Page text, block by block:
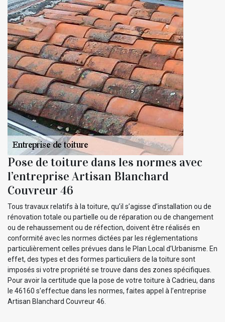
Pose de toiture dans les normes avec
l’entreprise Artisan Blanchard
Couvreur 46
Tous travaux relatifs à la toiture, qu’il s’agisse d’installation ou de
rénovation totale ou partielle ou de réparation ou de changement
ou de rehaussement ou de réfection, doivent être réalisés en
conformité avec les normes dictées par les réglementations
particulièrement celles prévues dans le Plan Local d’Urbanisme. En
effet, des types et des formes particuliers de la toiture sont
imposés si votre propriété se trouve dans des zones spécifiques.
Pour avoir la certitude que la pose de votre toiture à Cadrieu, dans
le 46160 s’effectue dans les normes, faites appel à l’entreprise
Artisan Blanchard Couvreur 46.